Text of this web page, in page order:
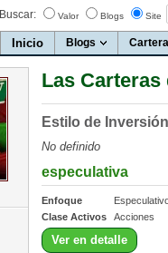
Buscar: Valor Blogs Site
Inicio Blogs
Las Carteras
Estilo de Inversión
No definido
especulativa
Enfoque
Clase Activos
Acciones
Ver en detalle